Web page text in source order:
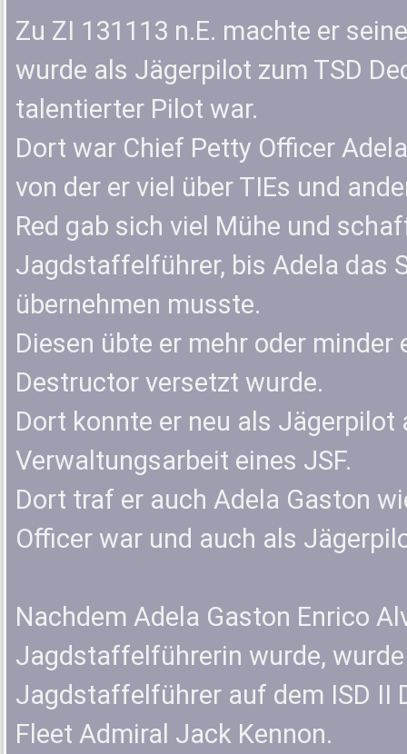
Zu ZI 131113 n.E. machte er
wurde als Jägerpilot zum TSD
talentierter Pilot war.
Dort war Chief Petty Officer
von der er viel über TIEs und
Red gab sich viel Mühe und
Jagdstaffelführer, bis Adela das
übernehmen musste.
Diesen übte er mehr oder
Destructor versetzt wurde.
Dort konnte er neu als Jägerpilot
Verwaltungsarbeit eines JSF.
Dort traf er auch Adela Gaston
Officer war und auch als
Nachdem Adela Gaston Enrico
Jagdstaffelführerin wurde,
Jagdstaffelführer auf dem ISD II
Fleet Admiral Jack Kennon.